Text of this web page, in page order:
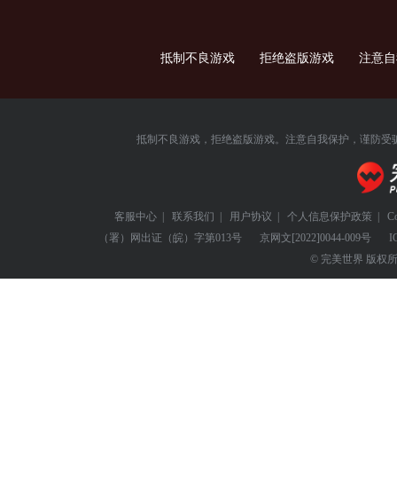
抵制不良游戏 拒绝盗版游戏 注意
抵制不良游戏，拒绝盗版游戏。注意自我保护，谨防受
客服中心 | 联系我们 | 用户协议 | 个人信息保护政策 |
（署）网出证（皖）字第013号
京网文[2022]0044-009号
© 完美世界 版权所